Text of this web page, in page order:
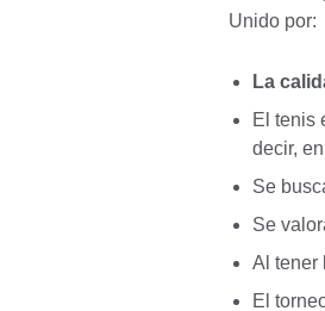
Unido por:
La
El tenis
decir,
Se
Se
Al tener
El